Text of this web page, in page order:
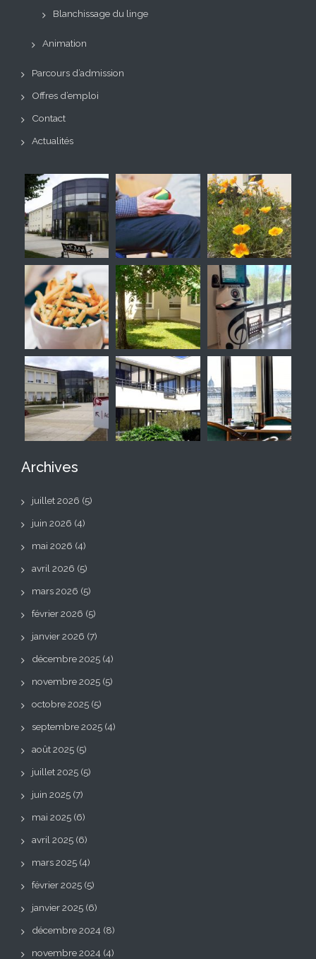
Blanchissage du linge
Animation
Parcours d’admission
Offres d’emploi
Contact
Actualités
Archives
juillet 2026 (5)
juin 2026 (4)
mai 2026 (4)
avril 2026 (5)
mars 2026 (5)
février 2026 (5)
janvier 2026 (7)
décembre 2025 (4)
novembre 2025 (5)
octobre 2025 (5)
septembre 2025 (4)
août 2025 (5)
juillet 2025 (5)
juin 2025 (7)
mai 2025 (6)
avril 2025 (6)
mars 2025 (4)
février 2025 (5)
janvier 2025 (6)
décembre 2024 (8)
novembre 2024 (4)